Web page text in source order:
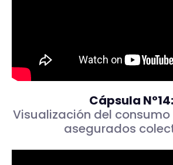
Cápsula N°14:
Visualización del
asegurados